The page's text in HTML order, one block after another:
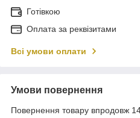
Готівкою
Оплата за реквізитами
Всі умови оплати
Умови повернення
Повернення товару впродовж